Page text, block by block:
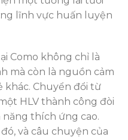
lĩnh vực huấn luyện
Como không chỉ là
mà còn là nguồn cảm
Chuyển đổi từ
HLV thành công đòi
năng thích ứng cao.
và câu chuyện của